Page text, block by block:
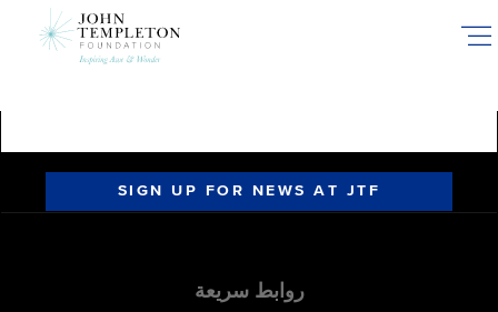
SIGN UP FOR NEWS AT JTF
روابط سريعة